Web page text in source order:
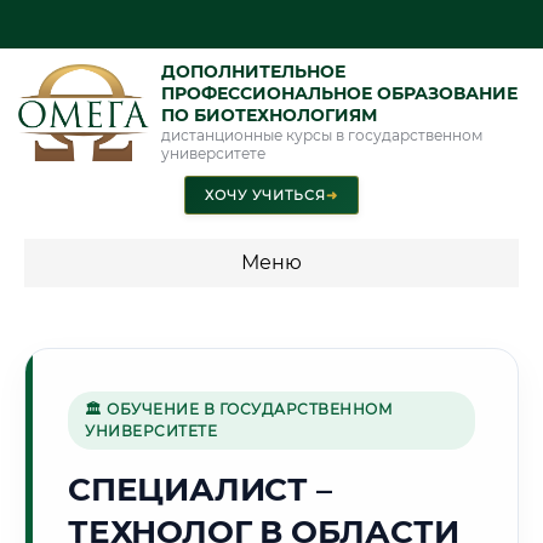
ДОПОЛНИТЕЛЬНОЕ
ПРОФЕССИОНАЛЬНОЕ ОБРАЗОВАНИЕ
ПО БИОТЕХНОЛОГИЯМ
дистанционные курсы в государственном
университете
ХОЧУ УЧИТЬСЯ➜
Меню
🏢
Г. БАЛАШИХА
🏛 ОБУЧЕНИЕ В ГОСУДАРСТВЕННОМ
УНИВЕРСИТЕТЕ
СПЕЦИАЛИСТ –
ТЕХНОЛОГ В ОБЛАСТИ